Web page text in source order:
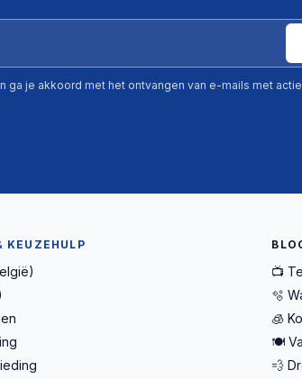
ga je akkoord met het ontvangen van e-mails met
KEUZEHULP
📺
🫧
🧊
🍽️
💨